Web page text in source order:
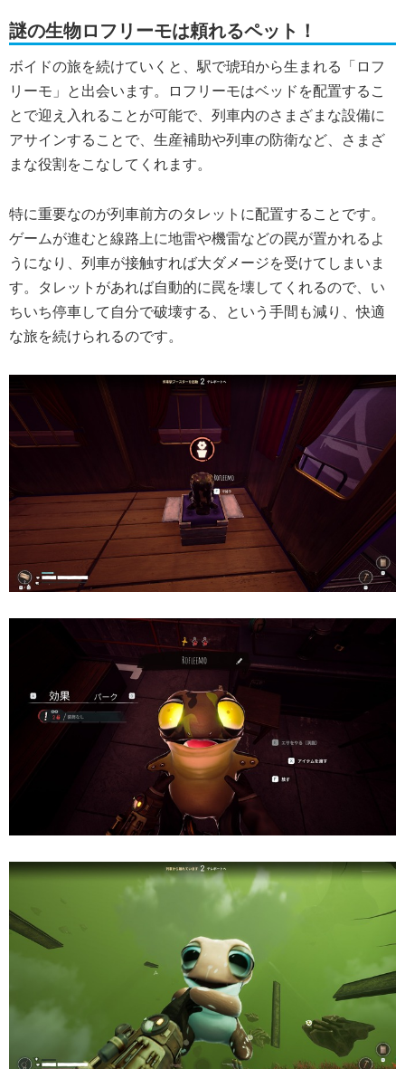
謎の生物ロフリーモは頼れるペット！
ボイドの旅を続けていくと、駅で琥珀から生まれる「ロフ
リーモ」と出会います。ロフリーモはベッドを配置するこ
とで迎え入れることが可能で、列車内のさまざまな設備に
アサインすることで、生産補助や列車の防衛など、さまざ
まな役割をこなしてくれます。
特に重要なのが列車前方のタレットに配置することです。
ゲームが進むと線路上に地雷や機雷などの罠が置かれるよ
うになり、列車が接触すれば大ダメージを受けてしまいま
す。タレットがあれば自動的に罠を壊してくれるので、い
ちいち停車して自分で破壊する、という手間も減り、快適
な旅を続けられるのです。